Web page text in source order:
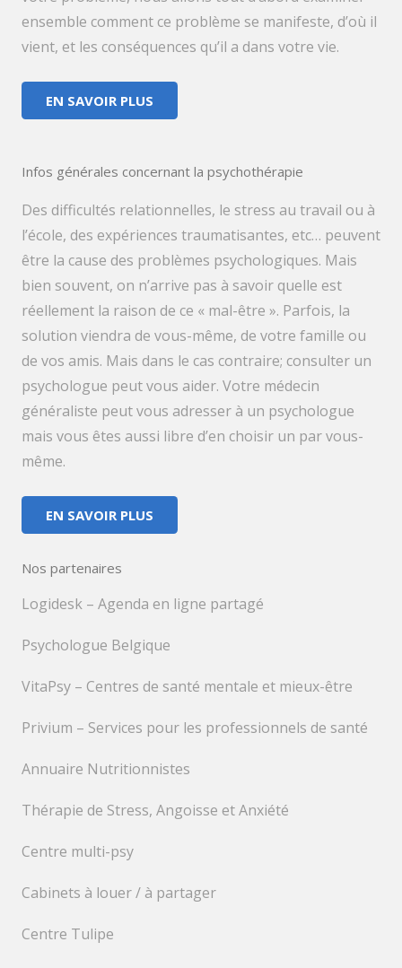
ensemble comment ce problème se manifeste, d’où il
vient, et les conséquences qu’il a dans votre vie.
EN SAVOIR PLUS
Infos générales concernant la psychothérapie
Des difficultés relationnelles, le stress au travail ou à
l’école, des expériences traumatisantes, etc… peuvent
être la cause des problèmes psychologiques. Mais
bien souvent, on n’arrive pas à savoir quelle est
réellement la raison de ce « mal-être ». Parfois, la
solution viendra de vous-même, de votre famille ou
de vos amis. Mais dans le cas contraire; consulter un
psychologue peut vous aider. Votre médecin
généraliste peut vous adresser à un psychologue
mais vous êtes aussi libre d’en choisir un par vous-
même.
EN SAVOIR PLUS
Nos partenaires
Logidesk – Agenda en ligne partagé
Psychologue Belgique
VitaPsy – Centres de santé mentale et mieux-être
Privium – Services pour les professionnels de santé
Annuaire Nutritionnistes
Thérapie de Stress, Angoisse et Anxiété
Centre multi-psy
Cabinets à louer / à partager
Centre Tulipe